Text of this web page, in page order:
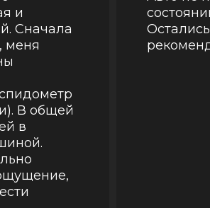
и
Сначала
меня
В общей
в